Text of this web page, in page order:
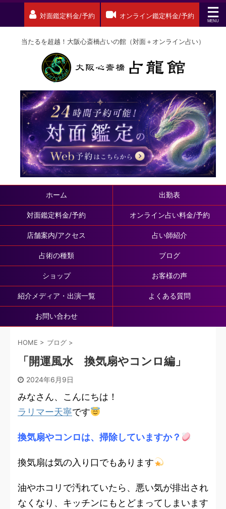
対面鑑定料金/予約 オンライン鑑定料金/予約
当たるを超越！大阪心斎橋占いの館（対面＋オンライン占い）
ホーム 出勤表
対面鑑定料金/予約 オンライン占い料金/予約
店舗案内/アクセス 占い師紹介
占術の種類 ブログ
ショップ お客様の声
紹介メディア・出演一覧 よくある質問
お問い合わせ
HOME > ブログ >
「開運風水 換気扇やコンロ編」
2024年6月9日
みなさん、こんにちは！
ラリマー天寧です
換気扇やコンロは、掃除していますか？
換気扇は気の入り口でもあります
油やホコリで汚れていたら、悪い気が排出され
なくなり、キッチンにもとどまってしまいます